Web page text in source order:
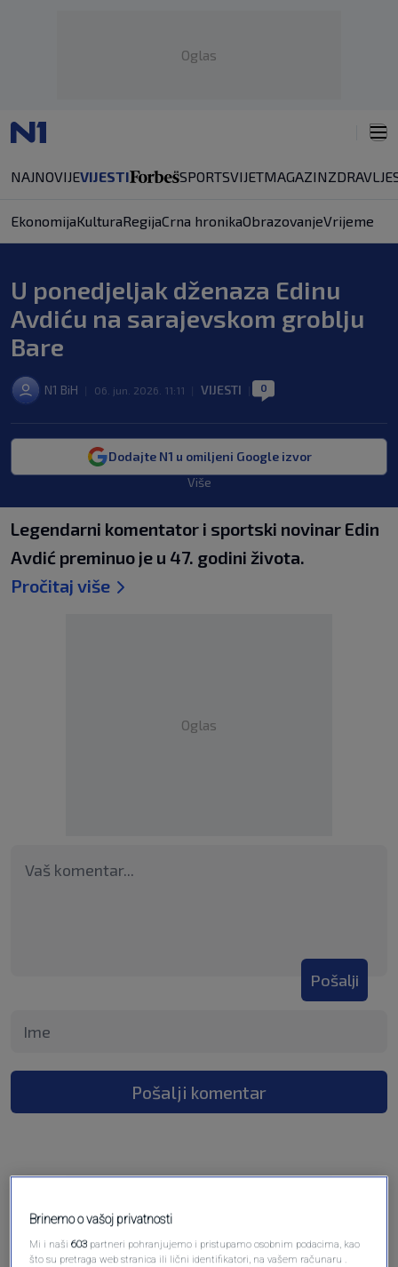
Oglas
NAJNOVIJEVIJESTI SPORTSVIJETMAGAZINZDRAVLJE
EkonomijaKulturaRegijaCrna hronikaObrazovanjeVrijeme
U ponedjeljak dženaza Edinu
Avdiću na sarajevskom groblju
Bare
N1 BiH 06. jun. 2026. 11:11 VIJESTI 0
Dodajte N1 u omiljeni Google izvor
Više
Legendarni komentator i sportski novinar Edin
Avdić preminuo je u 47. godini života.
Pročitaj više
Oglas
Pošalji
Pošalji komentar
Brinemo o vašoj privatnosti
Mi i naši603 partneri pohranjujemo i pristupamo osobnim podacima, kao
što su pretraga web stranica ili lični identifikatori, na vašem računaru .